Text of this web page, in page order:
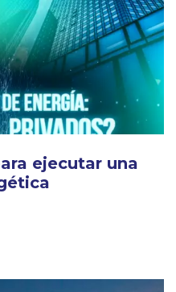
ejecutar una